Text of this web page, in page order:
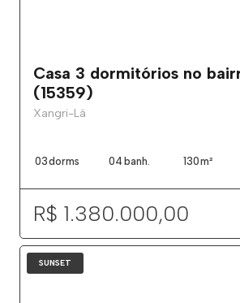
Casa 3 dormitórios no
(15359)
Xangri-Lá
03dorms 04 banh. 130m²
R$ 1.380.000,00
SUNSET